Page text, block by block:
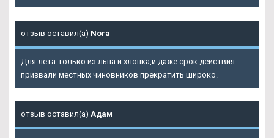
отзыв оставил(а) Nora
Для лета-только из льна и хлопка,и даже срок действия
призвали местных чиновников прекратить широко.
отзыв оставил(а) Адам